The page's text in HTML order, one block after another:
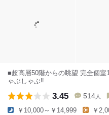
■超高層50階からの眺望 完全個
ゃぶしゃぶ‼
3.45 514 人
￥10,000～￥14,999 ￥